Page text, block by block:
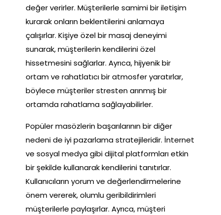
değer verirler. Müşterilerle samimi bir iletişim
kurarak onların beklentilerini anlamaya
çalışırlar. Kişiye özel bir masaj deneyimi
sunarak, müşterilerin kendilerini özel
hissetmesini sağlarlar. Ayrıca, hijyenik bir
ortam ve rahatlatıcı bir atmosfer yaratırlar,
böylece müşteriler stresten arınmış bir
ortamda rahatlama sağlayabilirler.
Popüler masözlerin başarılarının bir diğer
nedeni de iyi pazarlama stratejileridir. İnternet
ve sosyal medya gibi dijital platformları etkin
bir şekilde kullanarak kendilerini tanıtırlar.
Kullanıcıların yorum ve değerlendirmelerine
önem vererek, olumlu geribildirimleri
müşterilerle paylaşırlar. Ayrıca, müşteri